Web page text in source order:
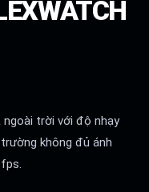
ngoài trời với độ nhạy
không đủ ánh